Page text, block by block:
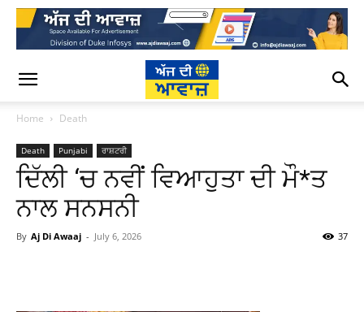
Home Death
Death Punjabi ਰਾਸ਼ਟਰੀ
ਦਿੱਲੀ ‘ਚ ਨਵੀਂ ਵਿਆਹੁਤਾ ਦੀ ਮੌ*ਤ
ਨਾਲ ਸਨਸਨੀ
By Aj Di Awaaj - July 6, 2026 37